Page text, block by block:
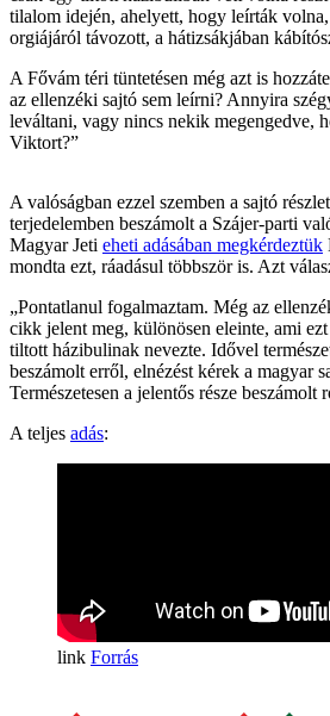
tilalom idején, ahelyett, hogy leírták
orgiájáról távozott, a hátizsákjában
A Fővám téri tüntetésen még azt is
az ellenzéki sajtó sem leírni? Annyira
leváltani, vagy nincs nekik megengedve,
Viktort?”
A valóságban ezzel szemben a sajtó
terjedelemben beszámolt a Szájer-parti
Magyar Jeti eheti adásában megkérdeztük
mondta ezt, ráadásul többször is. Azt
„Pontatlanul fogalmaztam. Még az
cikk jelent meg, különösen eleinte, ami
tiltott házibulinak nevezte. Idővel
beszámolt erről, elnézést kérek a magyar
Természetesen a jelentős része beszámolt
A teljes adás:
Forrás